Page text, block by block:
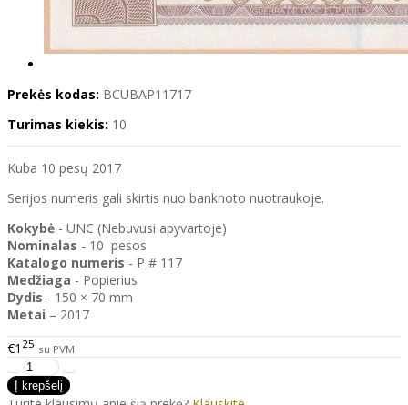
Prekės kodas: BCUBAP11717
Turimas kiekis: 10
Kuba 10 pesų 2017
Serijos numeris gali skirtis nuo banknoto nuotraukoje.
Kokybė - UNC (Nebuvusi apyvartoje)
Nominalas - 10 pesos
Katalogo numeris - P # 117
Medžiaga - Popierius
Dydis - 150 × 70 mm
Metai – 2017
€1 25 su PVM